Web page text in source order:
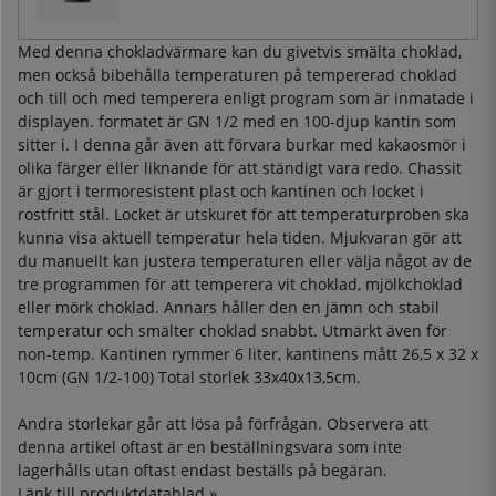
Med denna chokladvärmare kan du givetvis smälta choklad,
men också bibehålla temperaturen på tempererad choklad
och till och med temperera enligt program som är inmatade i
displayen. formatet är GN 1/2 med en 100-djup kantin som
sitter i. I denna går även att förvara burkar med kakaosmör i
olika färger eller liknande för att ständigt vara redo. Chassit
är gjort i termoresistent plast och kantinen och locket i
rostfritt stål. Locket är utskuret för att temperaturproben ska
kunna visa aktuell temperatur hela tiden. Mjukvaran gör att
du manuellt kan justera temperaturen eller välja något av de
tre programmen för att temperera vit choklad, mjölkchoklad
eller mörk choklad. Annars håller den en jämn och stabil
temperatur och smälter choklad snabbt. Utmärkt även för
non-temp. Kantinen rymmer 6 liter, kantinens mått 26,5 x 32 x
10cm (GN 1/2-100) Total storlek 33x40x13,5cm.
Andra storlekar går att lösa på förfrågan. Observera att
denna artikel oftast är en beställningsvara som inte
lagerhålls utan oftast endast beställs på begäran.